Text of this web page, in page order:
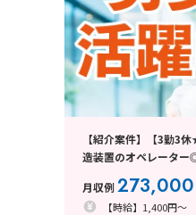
【紹介案件】【3勤3
造装置のオペレーター
月収例273,000
【時給】1,400円～